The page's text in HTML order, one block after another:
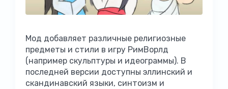
Мод добавляет различные религиозные
предметы и стили в игру РимВорлд
(например скульптуры и идеограммы). В
последней версии доступны эллинский и
скандинавский языки, синтоизм и